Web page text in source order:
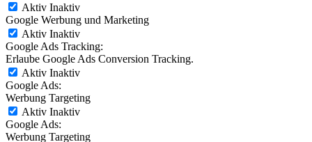
Aktiv Inaktiv
Google Werbung und Marketing
Aktiv Inaktiv
Google Ads Tracking:
Erlaube Google Ads Conversion Tracking.
Aktiv Inaktiv
Google Ads:
Werbung Targeting
Aktiv Inaktiv
Google Ads:
Werbung Targeting